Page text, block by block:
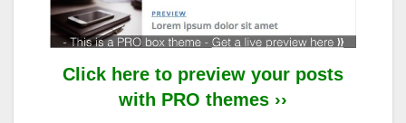
Click here to preview your posts
with PRO themes ››